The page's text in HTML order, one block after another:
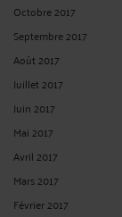
Octobre 2017
Septembre 2017
Août 2017
Juillet 2017
Juin 2017
Mai 2017
Avril 2017
Mars 2017
Février 2017